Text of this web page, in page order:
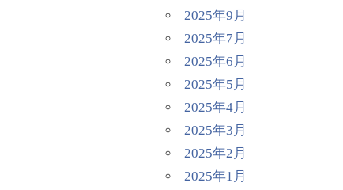
2025年9月
2025年7月
2025年6月
2025年5月
2025年4月
2025年3月
2025年2月
2025年1月